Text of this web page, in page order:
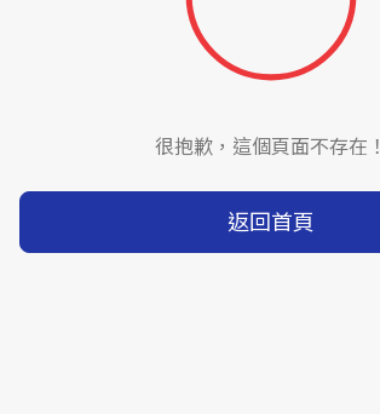
很抱歉，這個頁面不存在！
返回首頁